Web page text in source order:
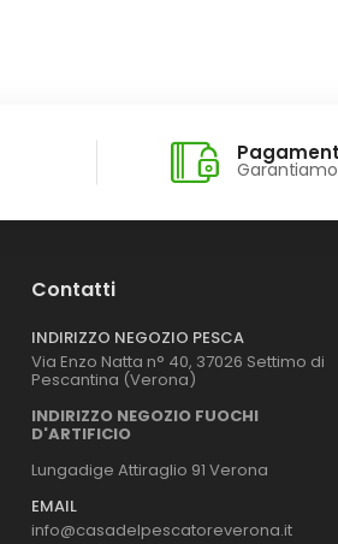
Contatti
INDIRIZZO NEGOZIO PESCA
Via Enzo Natta n° 40, 37026 Settimo di
Pescantina (Verona)
INDIRIZZO NEGOZIO FUOCHI
D'ARTIFICIO
Lungadige Attiraglio 91 Verona
EMAIL
info@casadelpescatoreverona.it